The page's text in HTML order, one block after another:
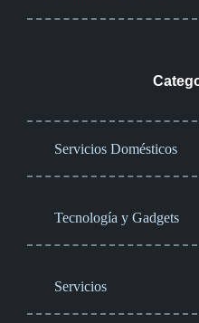
Servicios Domésticos
Tecnología y Gadgets
Servicios